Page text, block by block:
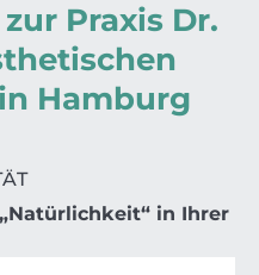
Praxis Dr.
Hamburg
in Ihrer